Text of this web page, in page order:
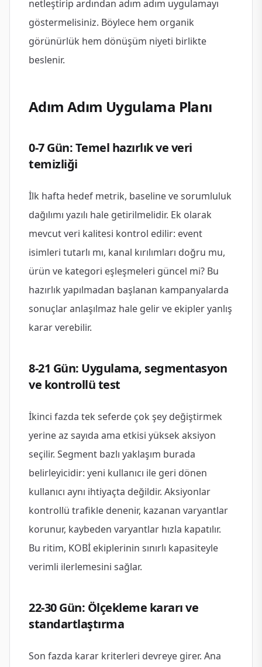
netleştirip ardından adım adım uygulamayı
göstermelisiniz. Böylece hem organik
görünürlük hem dönüşüm niyeti birlikte
beslenir.
Adım Adım Uygulama Planı
0-7 Gün: Temel hazırlık ve veri
temizliği
İlk hafta hedef metrik, baseline ve sorumluluk
dağılımı yazılı hale getirilmelidir. Ek olarak
mevcut veri kalitesi kontrol edilir: event
isimleri tutarlı mı, kanal kırılımları doğru mu,
ürün ve kategori eşleşmeleri güncel mi? Bu
hazırlık yapılmadan başlanan kampanyalarda
sonuçlar anlaşılmaz hale gelir ve ekipler yanlış
karar verebilir.
8-21 Gün: Uygulama, segmentasyon
ve kontrollü test
İkinci fazda tek seferde çok şey değiştirmek
yerine az sayıda ama etkisi yüksek aksiyon
seçilir. Segment bazlı yaklaşım burada
belirleyicidir: yeni kullanıcı ile geri dönen
kullanıcı aynı ihtiyaçta değildir. Aksiyonlar
kontrollü trafikle denenir, kazanan varyantlar
korunur, kaybeden varyantlar hızla kapatılır.
Bu ritim, KOBİ ekiplerinin sınırlı kapasiteyle
verimli ilerlemesini sağlar.
22-30 Gün: Ölçekleme kararı ve
standartlaştırma
Son fazda karar kriterleri devreye girer. Ana